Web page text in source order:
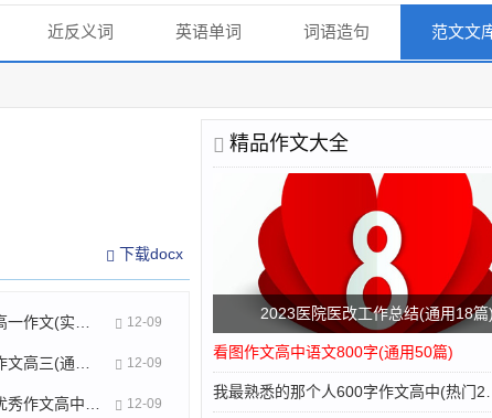
近反义词 英语单词 词语造句 范文文
下载docx
12-09
12-09
12-09
精品作文大全
2023医院医改工作总结(通用18篇
看图作文高中语文800字(通用50篇)